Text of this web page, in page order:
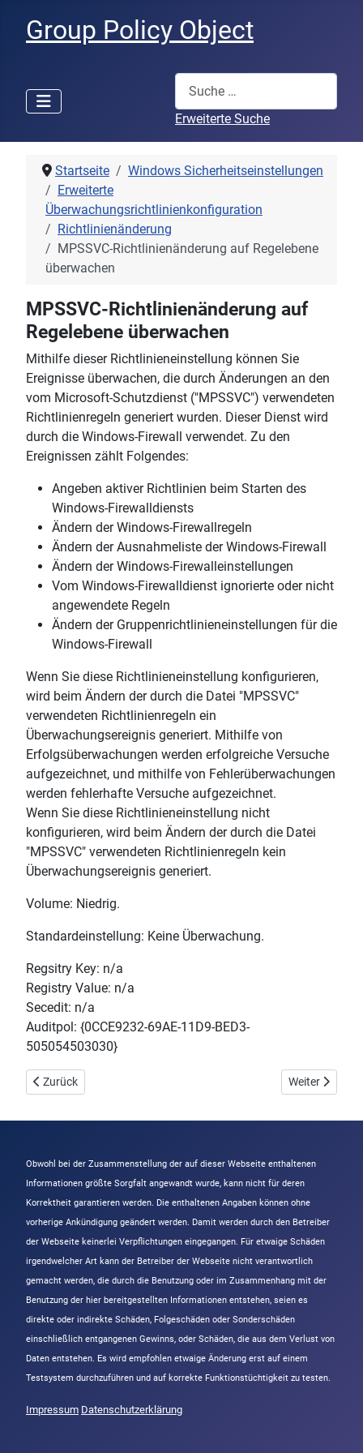
Group Policy Object
Suchen
Erweiterte Suche
Startseite
Windows Sicherheitseinstellungen
Erweiterte
Überwachungsrichtlinienkonfiguration
Richtlinienänderung
MPSSVC-Richtlinienänderung auf Regelebene
überwachen
MPSSVC-Richtlinienänderung auf
Regelebene überwachen
Mithilfe dieser Richtlinieneinstellung können Sie
Ereignisse überwachen, die durch Änderungen an den
vom Microsoft-Schutzdienst ("MPSSVC") verwendeten
Richtlinienregeln generiert wurden. Dieser Dienst wird
durch die Windows-Firewall verwendet. Zu den
Ereignissen zählt Folgendes:
Angeben aktiver Richtlinien beim Starten des
Windows-Firewalldiensts
Ändern der Windows-Firewallregeln
Ändern der Ausnahmeliste der Windows-Firewall
Ändern der Windows-Firewalleinstellungen
Vom Windows-Firewalldienst ignorierte oder nicht
angewendete Regeln
Ändern der Gruppenrichtlinieneinstellungen für die
Windows-Firewall
Wenn Sie diese Richtlinieneinstellung konfigurieren,
wird beim Ändern der durch die Datei "MPSSVC"
verwendeten Richtlinienregeln ein
Überwachungsereignis generiert. Mithilfe von
Erfolgsüberwachungen werden erfolgreiche Versuche
aufgezeichnet, und mithilfe von Fehlerüberwachungen
werden fehlerhafte Versuche aufgezeichnet.
Wenn Sie diese Richtlinieneinstellung nicht
konfigurieren, wird beim Ändern der durch die Datei
"MPSSVC" verwendeten Richtlinienregeln kein
Überwachungsereignis generiert.
Volume: Niedrig.
Standardeinstellung: Keine Überwachung.
Regsitry Key: n/a
Registry Value: n/a
Secedit: n/a
Auditpol: {0CCE9232-69AE-11D9-BED3-
505054503030}
Vorheriger Beitrag: Filterplattform-Richtlinienänderung
Zurück Nächster
Weiter
Obwohl bei der Zusammenstellung der auf dieser Webseite enthaltenen
Informationen größte Sorgfalt angewandt wurde, kann nicht für deren
Korrektheit garantieren werden. Die enthaltenen Angaben können ohne
vorherige Ankündigung geändert werden. Damit werden durch den Betreiber
der Webseite keinerlei Verpflichtungen eingegangen. Für etwaige Schäden
irgendwelcher Art kann der Betreiber der Webseite nicht verantwortlich
gemacht werden, die durch die Benutzung oder im Zusammenhang mit der
Benutzung der hier bereitgestellten Informationen entstehen, seien es
direkte oder indirekte Schäden, Folgeschäden oder Sonderschäden
einschließlich entgangenen Gewinns, oder Schäden, die aus dem Verlust von
Daten entstehen. Es wird empfohlen etwaige Änderung erst auf einem
Testsystem durchzuführen und auf korrekte Funktionstüchtigkeit zu testen.
Impressum Datenschutzerklärung